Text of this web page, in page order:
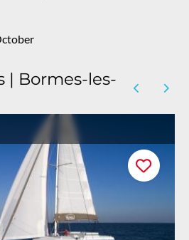
| Bormes-les-